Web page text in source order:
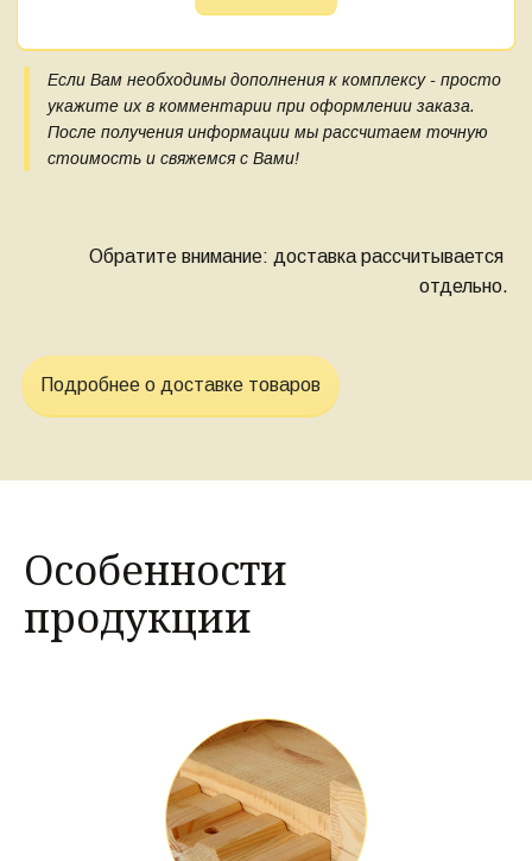
Если Вам необходимы дополнения к комплексу - просто
укажите их в комментарии при оформлении заказа.
После получения информации мы рассчитаем точную
стоимость и свяжемся с Вами!
Обратите внимание: доставка рассчитывается
отдельно.
Подробнее о доставке товаров
Особенности
продукции